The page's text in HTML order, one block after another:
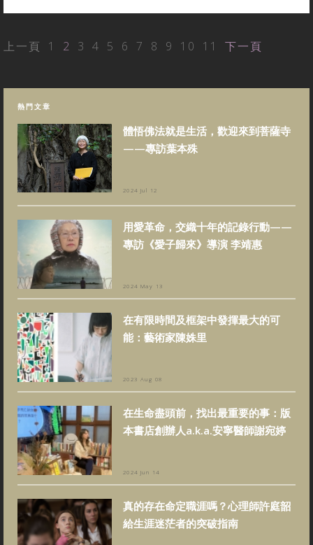
上一頁 1 2 3 4 5 6 7 8 9 10 11 下一頁
熱門文章
體悟佛法就是生活，歡迎來到菩薩寺
——專訪葉本殊
2024 Jul 12
用愛革命，交織十年的記錄行動——
專訪《愛子歸來》導演 李靖惠
2024 May 13
在有限時間及框架中發揮最大的可
能：藝術家陳姝里
2023 Aug 08
在生命盡頭前，找出最重要的事：版
本書店創辦人a.k.a.安寧醫師謝宛婷
2024 Jun 14
真的存在命定職涯嗎？心理師許庭韶
給生涯迷茫者的突破指南